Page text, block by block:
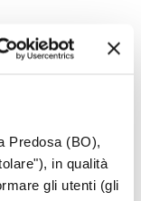
Predosa (BO),
in qualità
gli utenti (gli
mezzo